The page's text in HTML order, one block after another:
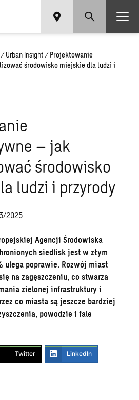
/ Urban Insight / Projektowanie
środowisko miejskie dla ludzi i
– jak
środowisko
ludzi i przyrody
2025
Agencji Środowiska
siedlisk jest w złym
ulega poprawie. Rozwój miast
na zagęszczeniu, co stwarza
zielonej infrastruktury i
co miasta są jeszcze bardziej
powodzie i fale
Twitter LinkedIn